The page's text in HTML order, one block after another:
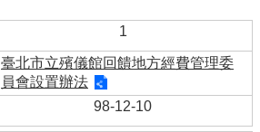
1
臺北市立殯儀館回饋地方經費管理委
員會設置辦法
98-12-10